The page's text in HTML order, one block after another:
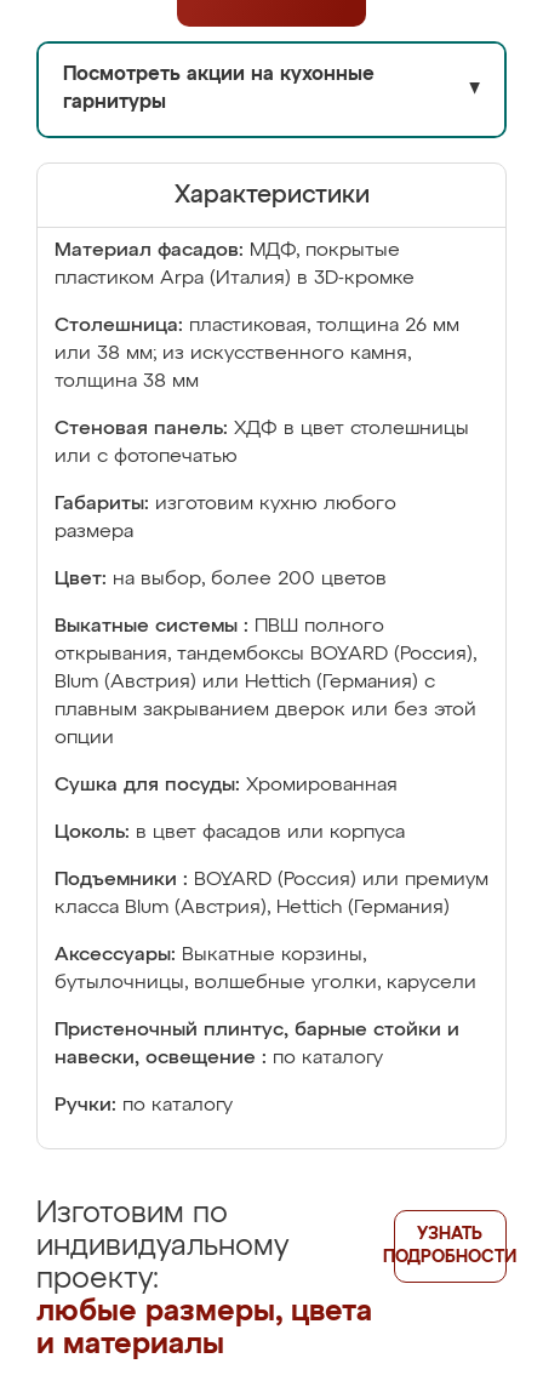
Посмотреть акции на кухонные
гарнитуры
▼
Характеристики
Материал фасадов: МДФ, покрытые
пластиком Arpa (Италия) в 3D-кромке
Столешница: пластиковая, толщина 26 мм
или 38 мм; из искусственного камня,
толщина 38 мм
Стеновая панель: ХДФ в цвет столешницы
или с фотопечатью
Габариты: изготовим кухню любого
размера
Цвет: на выбор, более 200 цветов
Выкатные системы :
ПВШ полного
открывания, тандембоксы BOYARD (Россия),
Blum (Австрия) или Hettich (Германия) с
плавным закрыванием дверок или без этой
опции
Сушка для посуды: Хромированная
Цоколь: в цвет фасадов или корпуса
Подъемники : BOYARD (Россия) или премиум
класса Blum (Австрия), Hettich (Германия)
Аксессуары: Выкатные корзины,
бутылочницы, волшебные уголки, карусели
Пристеночный плинтус, барные стойки и
навески, освещение : по каталогу
Ручки: по каталогу
Изготовим по
индивидуальному
проекту:
любые размеры, цвета
и материалы
УЗНАТЬ
ПОДРОБНОСТИ